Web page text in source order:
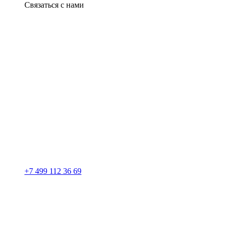
Связаться с нами
+7 499 112 36 69